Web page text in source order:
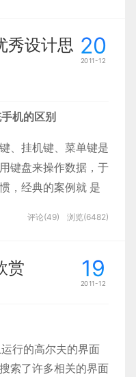
20
2011-12
秀设计思
机的区别
、挂机键、菜单键是
键盘来操作数据，于
，经典的案例就 是
网内容的浏览、下
，触摸屏成为行业
屏幕范围内的点击成
这么激进，只保留了
评论(49) 浏览(6482)
19
2011-12
赏
行的高尔夫的界面
索了许多相关的界面